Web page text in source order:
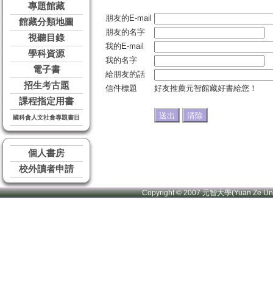
專題館藏
館藏分類地圖
視聽目錄
學科資源
電子書
招生考古題
課程指定用書
國科會人文社會專題書目
個人書房
校外讀者申請
朋友的E-mail
朋友的名字
我的E-mail
我的名字
給朋友的話
信件標題
好友推薦元智館藏好書給您！
Copyright © 2007 元智大學(Yuan Ze